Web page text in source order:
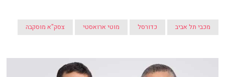
מכבי תל אביב כדורסל מוטי ארואסטי צסק"א מוסקבה